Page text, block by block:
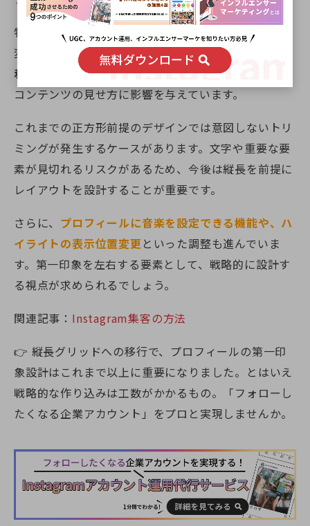
特に注目されているのが、投稿一覧のグリッド表示の
変化です。従来の正方形（1:1）から、リールとの親
和性が高い縦長（4:5や3:4）への移行が進んでおり、
コンテンツの見せ方に影響を与えています。
これまでの正方形前提のデザインでは意図しないトリ
ミングが発生するケースがあります。文字や重要な要
素が見切れるリスクがあるため、今後は縦長を前提に
レイアウトを設計することが重要です。
さらに、 プロフィールに音楽を設定できる機能や、ハ
イライトの表示位置変更 といった調整も進んでいま
す。第一印象を左右する要素として、戦略的に設計す
る視点が求められるでしょう。
関連記事： Instagram集客の方法
👉 縦長グリッドへの移行で、プロフィールの第一印
象設計はこれまで以上に重要になりました。とはいえ
戦略的な作り込みは工数がかかるもの。「フォローし
たくなる企業アカウント」をプロと実現しませんか。